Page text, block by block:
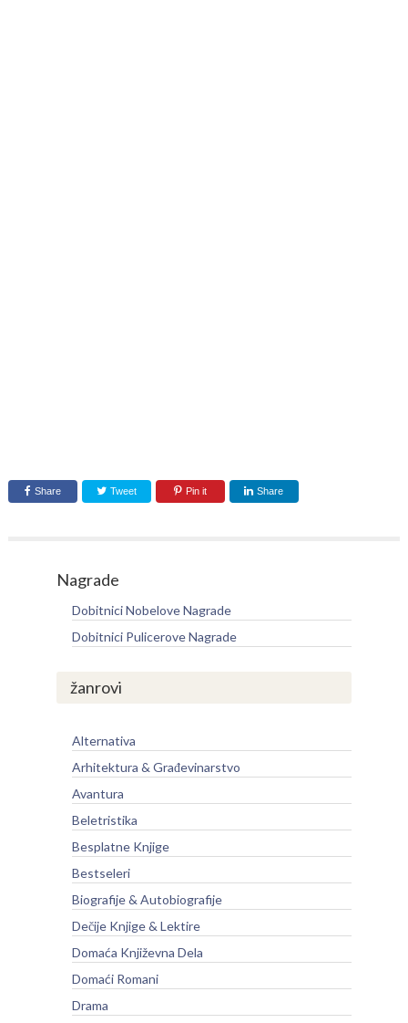
Share Tweet Pin it Share
Nagrade
Dobitnici Nobelove Nagrade
Dobitnici Pulicerove Nagrade
žanrovi
Alternativa
Arhitektura & Građevinarstvo
Avantura
Beletristika
Besplatne Knjige
Bestseleri
Biografije & Autobiografije
Dečije Knjige & Lektire
Domaća Književna Dela
Domaći Romani
Drama